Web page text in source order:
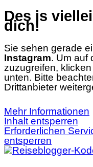
Des is
dich!
Sie sehen gerade
Instagram. Um auf
zuzugreifen,
unten. Bitte
Drittanbieter
Mehr Informationen
Inhalt entsperren
Erforderlichen
entsperren